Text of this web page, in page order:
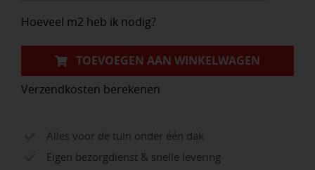
aantal
Hoeveel m2 heb ik nodig?
TOEVOEGEN AAN WINKELWAGEN
Verzendkosten berekenen
Alles voor de tuin onder één dak
Eigen bezorgdienst & snelle levering